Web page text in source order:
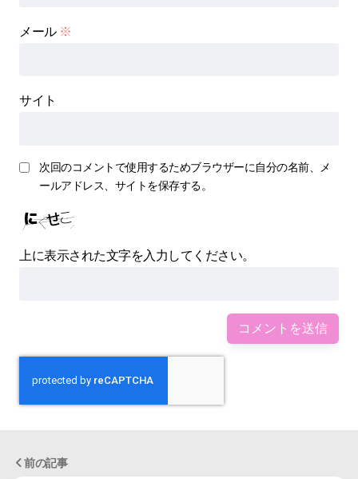
メール ※
サイト
次回のコメントで使用するためブラウザーに自分の名前、メ
ールアドレス、サイトを保存する。
上に表示された文字を入力してください。
前の記事